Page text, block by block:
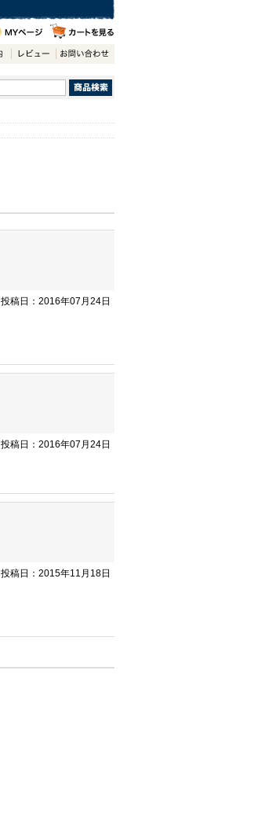
投稿日：2016年07月24日
投稿日：2016年07月24日
投稿日：2015年11月18日